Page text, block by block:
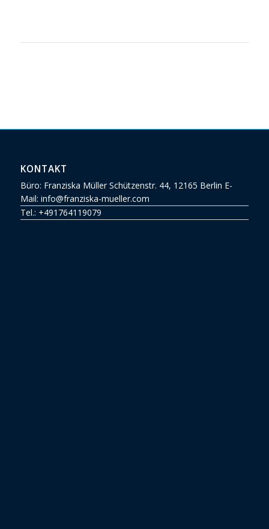
KONTAKT
Büro: Franziska Müller Schützenstr. 44, 12165 Berlin E-
Mail: info@franziska-mueller.com
Tel.: +491764119079